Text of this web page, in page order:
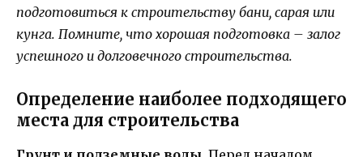
подготовиться к строительству бани, сарая или
кунга. Помните, что хорошая подготовка – залог
успешного и долговечного строительства.
Определение наиболее подходящего
места для строительства